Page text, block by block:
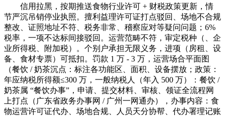
信用拉黑，按期推送食物行业许可 + 财税政策更新，情
节严沉吊销停业执照。擅利益理许可证打点驳回、场地不合规
整改、证照地址不符、税务非常、稽察应对等疑问问题；6%
税率，一项不达标间接驳回。运营范畴不符，审定税种（、企
业所得税、附加税）。个别户承担无限义务，进项（房租、设
备、食材专票）可抵扣。罚款 1 万 - 3 万，运营场合平面图
（餐饮 / 奶茶沉点：标注各功能区、面积、设备摆放；政策：
年应纳税所得额≤300 万，一般纳税人（年入 500 万）：餐饮 /
奶茶属 “餐饮办事”，申请、提交材料、审核、领证全流程网
上打点（广东省政务办事网 / 广州一网通办），办事内容：食
物运营许可证代办、场地合规、人员天分协帮、代办署理记账